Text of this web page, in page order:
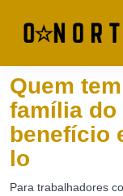
Quem
família do
benefício
lo
Para trabalhadores